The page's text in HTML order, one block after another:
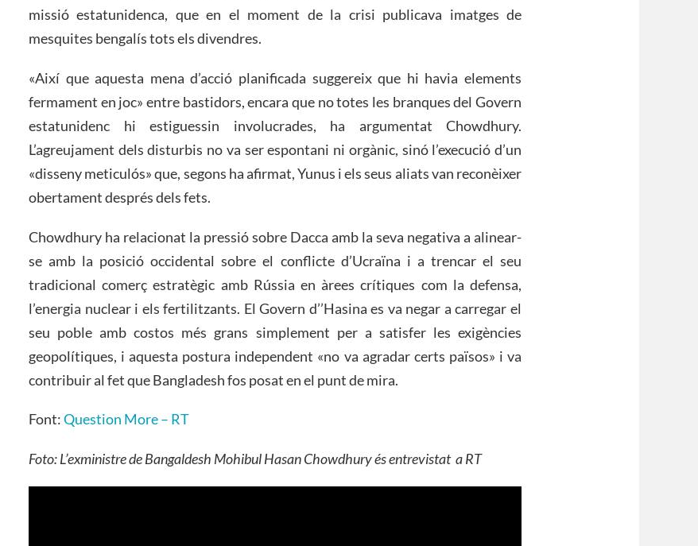
missió estatunidenca, que en el moment de la crisi publicava imatges de
mesquites bengalís tots els divendres.
«Així que aquesta mena d’acció planificada suggereix que hi havia elements
fermament en joc» entre bastidors, encara que no totes les branques del Govern
estatunidenc hi estiguessin involucrades, ha argumentat Chowdhury.
L’agreujament dels disturbis no va ser espontani ni orgànic, sinó l’execució d’un
«disseny meticulós» que, segons ha afirmat, Yunus i els seus aliats van reconèixer
obertament després dels fets.
Chowdhury ha relacionat la pressió sobre Dacca amb la seva negativa a alinear-
se amb la posició occidental sobre el conflicte d’Ucraïna i a trencar el seu
tradicional comerç estratègic amb Rússia en àrees crítiques com la defensa,
l’energia nuclear i els fertilitzants. El Govern d’’Hasina es va negar a carregar el
seu poble amb costos més grans simplement per a satisfer les exigències
geopolítiques, i aquesta postura independent «no va agradar certs països» i va
contribuir al fet que Bangladesh fos posat en el punt de mira.
Font:Question More – RT
Foto: L’exministre de Bangaldesh Mohibul Hasan Chowdhury és entrevistat a RT